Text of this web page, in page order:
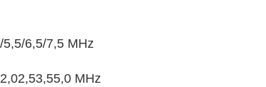
6,5/7,5 MHz
MHz